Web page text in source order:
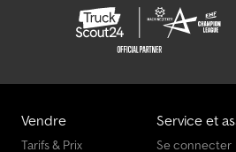
double circuit 0050 Installation à 2
0051 Attelage automatique axe 38 mm
d’accouplement pour attelage/sous-
Vendre
Tarifs & Prix
Service et
Se connecter